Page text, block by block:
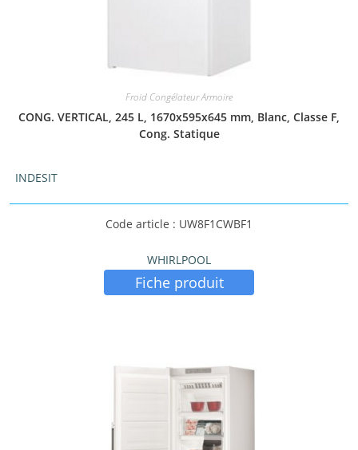
Froid Congélateur Armoire
CONG. VERTICAL, 245 L, 1670x595x645 mm, Blanc, Classe F,
Cong. Statique
INDESIT
Code article : UW8F1CWBF1
WHIRLPOOL
Fiche produit